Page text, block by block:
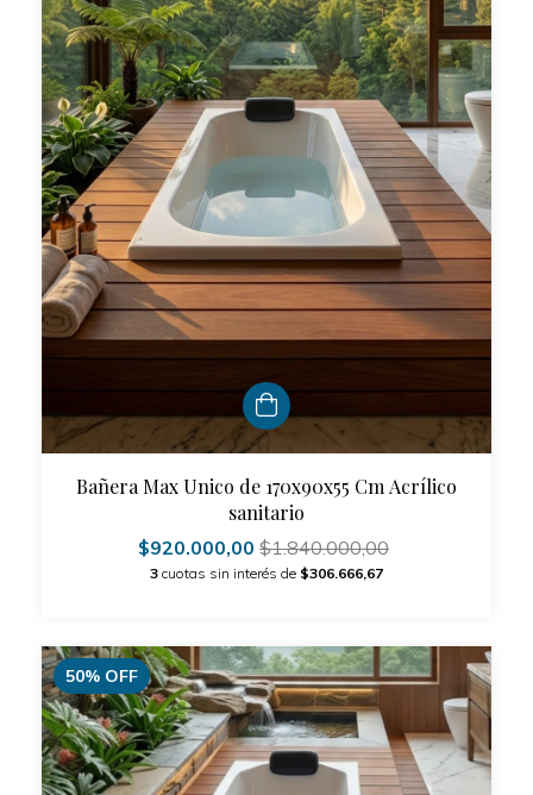
Bañera Max Unico de 170x90x55 Cm Acrílico
sanitario
$920.000,00 $1.840.000,00
3 cuotas sin interés de $306.666,67
50% OFF